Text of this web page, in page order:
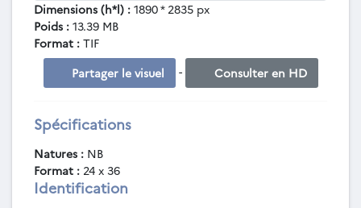
Dimensions (h*l) : 1890 * 2835 px
Poids : 13.39 MB
Format : TIF
Partager le visuel
- Consulter en HD
Spécifications
Natures : NB
Format : 24 x 36
Identification